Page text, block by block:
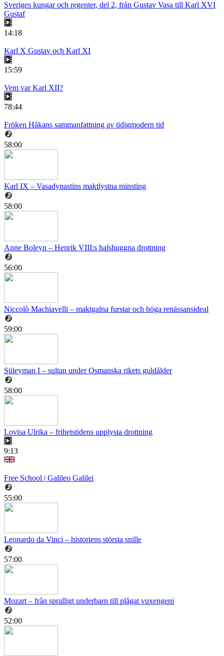
Sveriges kungar och regenter, del 2, från Gustav Vasa till Karl XVI
Gustaf
14:18
Karl X Gustav och Karl XI
15:59
Vem var Karl XII?
78:44
Fröken Håkans sammanfattning av tidigmodern tid
58:00
Karl IX – Vasadynastins maktlystna minsting
58:00
Anne Boleyn – Henrik VIII:s halshuggna drottning
56:00
Niccolò Machiavelli – maktgalna furstar och höga renässansideal
59:00
Süleyman I – sultan under Osmanska rikets guldålder
58:00
Lovisa Ulrika – frihetstidens upplysta drottning
9:13
Free School | Galileo Galilei
55:00
Leonardo da Vinci – historiens största snille
57:00
Mozart – från spralligt underbarn till plågat vuxengeni
52:00